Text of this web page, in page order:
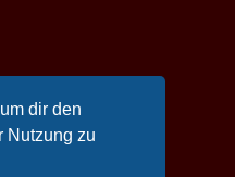
dir den
Nutzung zu